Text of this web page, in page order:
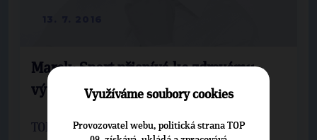
Marek: Sport přispívá ke zdravému
vývoji celé společnosti
TOP 09 vstupuje do krajských voleb
Využíváme soubory cookies
Provozovatel webu, politická strana TOP